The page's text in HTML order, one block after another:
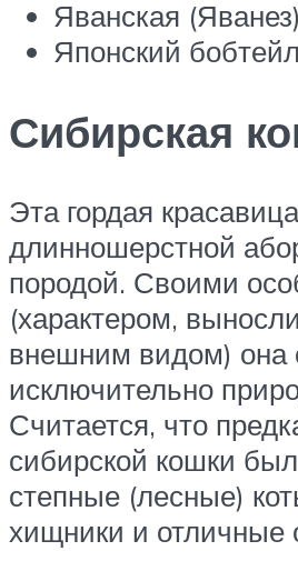
Яванская (Яванез)
Японский бобтейл
Сибирская
Эта гордая
длинношерстной
породой. Своими
(характером,
внешним видом) она
исключительно
Считается, что
сибирской кошки
степные (лесные)
хищники и отличные